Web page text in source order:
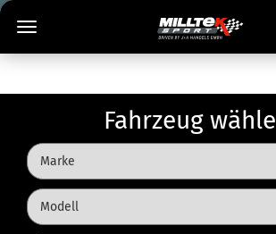
Fahrzeug